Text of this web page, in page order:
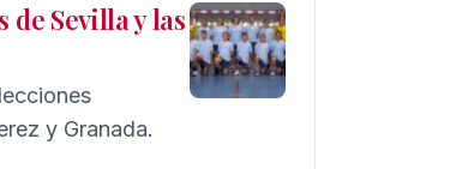
de Sevilla y las
y Granada.